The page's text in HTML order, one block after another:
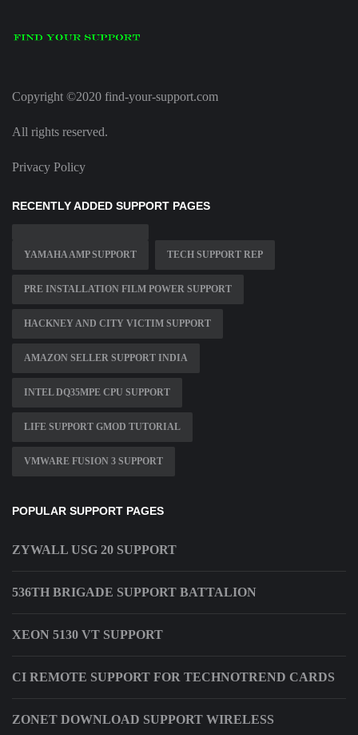
Copyright ©2020 find-your-support.com
All rights reserved.
Privacy Policy
RECENTLY ADDED SUPPORT PAGES
YAMAHA AMP SUPPORT TECH SUPPORT REP
PRE INSTALLATION FILM POWER SUPPORT
HACKNEY AND CITY VICTIM SUPPORT
AMAZON SELLER SUPPORT INDIA
INTEL DQ35MPE CPU SUPPORT
LIFE SUPPORT GMOD TUTORIAL
VMWARE FUSION 3 SUPPORT
POPULAR SUPPORT PAGES
ZYWALL USG 20 SUPPORT
536TH BRIGADE SUPPORT BATTALION
XEON 5130 VT SUPPORT
CI REMOTE SUPPORT FOR TECHNOTREND CARDS
ZONET DOWNLOAD SUPPORT WIRELESS